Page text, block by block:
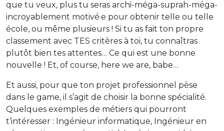
que tu veux, plus tu seras archi-méga-suprah-méga-
incroyablement motivé·e pour obtenir telle ou telle
école, ou même plusieurs ! Si tu as fait ton propre
classement avec TES critères à toi, tu connaîtras
plutôt bien tes attentes… Ce qui est une bonne
nouvelle ! Et, of course, here we are, babe…
Et aussi, pour que ton projet professionnel pèse
dans le game, il s’agit de choisir la bonne spécialité.
Quelques exemples de métiers qui pourront
t’intéresser : Ingénieur informatique, Ingénieur en